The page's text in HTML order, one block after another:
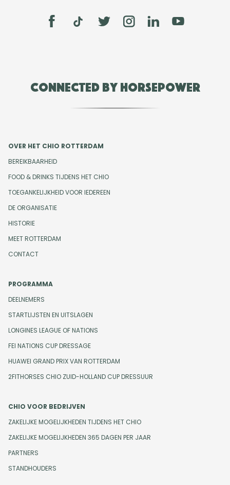
Connected by Horsepower
OVER HET CHIO ROTTERDAM
BEREIKBAARHEID
FOOD & DRINKS TIJDENS HET CHIO
TOEGANKELIJKHEID VOOR IEDEREEN
DE ORGANISATIE
HISTORIE
MEET ROTTERDAM
CONTACT
PROGRAMMA
DEELNEMERS
STARTLIJSTEN EN UITSLAGEN
LONGINES LEAGUE OF NATIONS
FEI NATIONS CUP DRESSAGE
HUAWEI GRAND PRIX VAN ROTTERDAM
2FITHORSES CHIO ZUID-HOLLAND CUP DRESSUUR
CHIO VOOR BEDRIJVEN
ZAKELIJKE MOGELIJKHEDEN TIJDENS HET CHIO
ZAKELIJKE MOGELIJKHEDEN 365 DAGEN PER JAAR
PARTNERS
STANDHOUDERS